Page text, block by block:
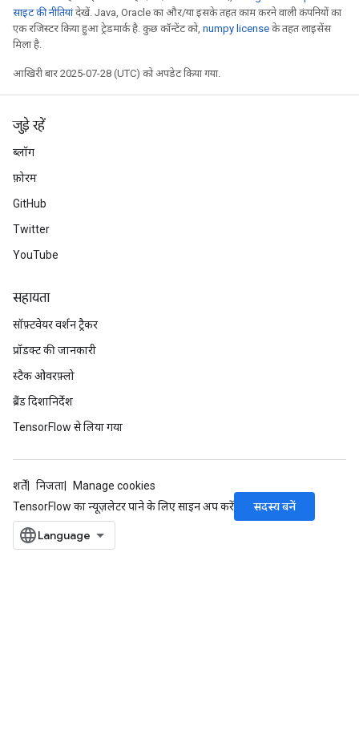
साइट की नीतियांदेखें. Java, Oracle का और/या इसके तहत काम करने वाली कंपनियों का
एक रजिस्टर किया हुआ ट्रेडमार्क है. कुछ कॉन्टेंट को, numpy license के तहत लाइसेंस
मिला है.
आखिरी बार 2025-07-28 (UTC) को अपडेट किया गया.
जुड़े रहें
ब्लॉग
फ़ोरम
GitHub
Twitter
YouTube
सहायता
सॉफ़्टवेयर वर्शन ट्रैकर
प्रॉडक्ट की जानकारी
स्टैक ओवरफ़्लो
ब्रैंड दिशानिर्देश
TensorFlow से लिया गया
शर्तें निजता
Manage cookies
TensorFlow का न्यूज़लेटर पाने के लिए साइन अप करें
सदस्य बनें